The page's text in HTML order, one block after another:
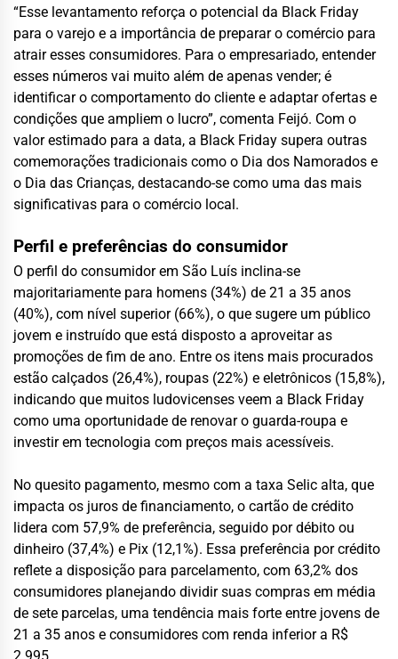
“Esse levantamento reforça o potencial da Black Friday
para o varejo e a importância de preparar o comércio para
atrair esses consumidores. Para o empresariado, entender
esses números vai muito além de apenas vender; é
identificar o comportamento do cliente e adaptar ofertas e
condições que ampliem o lucro”, comenta Feijó. Com o
valor estimado para a data, a Black Friday supera outras
comemorações tradicionais como o Dia dos Namorados e
o Dia das Crianças, destacando-se como uma das mais
significativas para o comércio local.
Perfil e preferências do consumidor
O perfil do consumidor em São Luís inclina-se
majoritariamente para homens (34%) de 21 a 35 anos
(40%), com nível superior (66%), o que sugere um público
jovem e instruído que está disposto a aproveitar as
promoções de fim de ano. Entre os itens mais procurados
estão calçados (26,4%), roupas (22%) e eletrônicos (15,8%),
indicando que muitos ludovicenses veem a Black Friday
como uma oportunidade de renovar o guarda-roupa e
investir em tecnologia com preços mais acessíveis.
No quesito pagamento, mesmo com a taxa Selic alta, que
impacta os juros de financiamento, o cartão de crédito
lidera com 57,9% de preferência, seguido por débito ou
dinheiro (37,4%) e Pix (12,1%). Essa preferência por crédito
reflete a disposição para parcelamento, com 63,2% dos
consumidores planejando dividir suas compras em média
de sete parcelas, uma tendência mais forte entre jovens de
21 a 35 anos e consumidores com renda inferior a R$
2.995.